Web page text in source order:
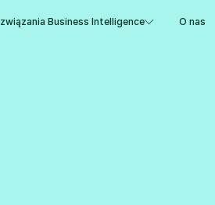
Business Intelligence O nas